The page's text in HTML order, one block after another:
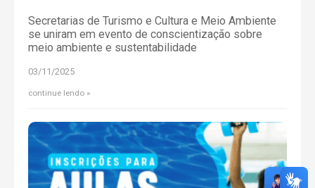
Secretarias de Turismo e Cultura e Meio Ambiente
se uniram em evento de conscientização sobre
meio ambiente e sustentabilidade
03/11/2025
continue lendo